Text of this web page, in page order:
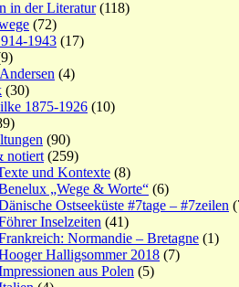
in der Literatur(118)
(72)
1943 (17)
(4)
(30)
1875-1926 (10)
(90)
notiert (259)
und Kontexte (8)
„Wege & Worte“ (6)
Ostseeküste #7tage – #7zeilen
Inselzeiten (41)
Normandie – Bretagne (1)
Halligsommer 2018 (7)
aus Polen (5)